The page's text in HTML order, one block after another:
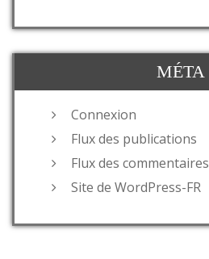
MÉTA
Connexion
Flux des publications
Flux des commentaires
Site de WordPress-FR